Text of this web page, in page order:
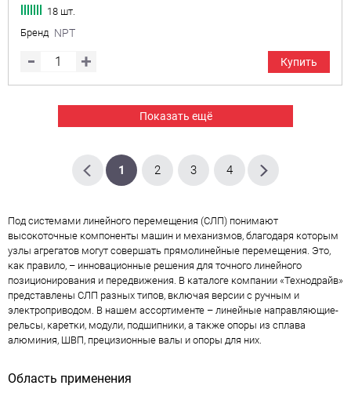
18 шт.
Бренд NPT
Купить
Показать ещё
1 2 3 4
Под системами линейного перемещения (СЛП) понимают
высокоточные компоненты машин и механизмов, благодаря которым
узлы агрегатов могут совершать прямолинейные перемещения. Это,
как правило, – инновационные решения для точного линейного
позиционирования и передвижения. В каталоге компании «Технодрайв»
представлены СЛП разных типов, включая версии с ручным и
электроприводом. В нашем ассортименте – линейные направляющие-
рельсы, каретки, модули, подшипники, а также опоры из сплава
алюминия, ШВП, прецизионные валы и опоры для них.
Область применения